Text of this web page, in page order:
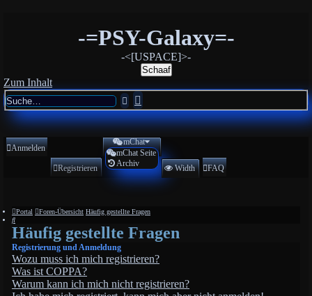
-=PSY-Galaxy=-
-<[USPACE]>-
Schaaf
Zum Inhalt
Suche
Suche
Anmelden
Registrieren
mChat
mChat Seite
Archiv
Width FAQ
Portal Foren-Übersicht Häufig gestellte Fragen
Suche
Häufig gestellte Fragen
Registrierung und Anmeldung
Wozu muss ich mich registrieren?
Was ist COPPA?
Warum kann ich mich nicht registrieren?